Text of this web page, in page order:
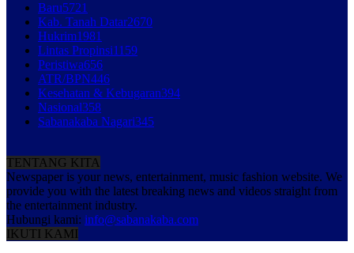
Baru5721
Kab. Tanah Datar2670
Hukrim1981
Lintas Propinsi1159
Peristiwa656
ATR/BPN446
Kesehatan & Kebugaran394
Nasional358
Sabanakaba Nagari345
TENTANG KITA
Newspaper is your news, entertainment, music fashion website. We
provide you with the latest breaking news and videos straight from
the entertainment industry.
Hubungi kami: info@sabanakaba.com
IKUTI KAMI